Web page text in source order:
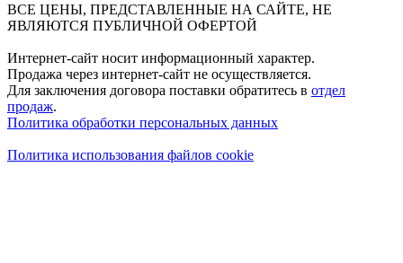
ВСЕ ЦЕНЫ, ПРЕДСТАВЛЕННЫЕ НА САЙТЕ, НЕ
ЯВЛЯЮТСЯ ПУБЛИЧНОЙ ОФЕРТОЙ
Интернет-сайт носит информационный характер.
Продажа через интернет-сайт не осуществляется.
Для заключения договора поставки обратитесь в отдел
продаж.
Политика обработки персональных данных
Политика использования файлов cookie